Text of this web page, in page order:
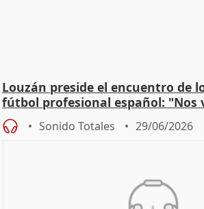
Louzán preside el encuentro de
fútbol profesional español: "Nos
Sonido Totales 29/06/2026